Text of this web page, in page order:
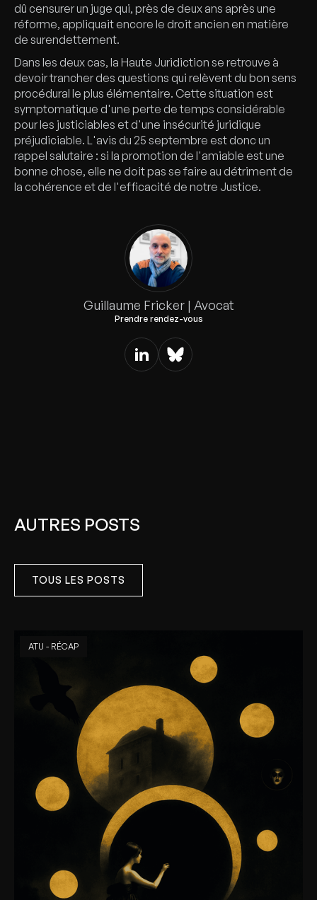
dû censurer un juge qui, près de deux ans après une
réforme, appliquait encore le droit ancien en matière
de surendettement.
Dans les deux cas, la Haute Juridiction se retrouve à
devoir trancher des questions qui relèvent du bon sens
procédural le plus élémentaire. Cette situation est
symptomatique d'une perte de temps considérable
pour les justiciables et d'une insécurité juridique
préjudiciable. L'avis du 25 septembre est donc un
rappel salutaire : si la promotion de l'amiable est une
bonne chose, elle ne doit pas se faire au détriment de
la cohérence et de l'efficacité de notre Justice.
Guillaume Fricker | Avocat
Prendre rendez-vous
AUTRES POSTS
TOUS LES POSTS
ATU - RÉCAP